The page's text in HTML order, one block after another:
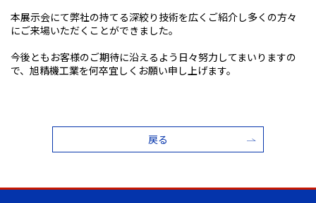
本展示会にて弊社の持てる深絞り技術を広くご紹介し多くの方々
にご来場いただくことができました。
今後ともお客様のご期待に沿えるよう日々努力してまいりますの
で、旭精機工業を何卒宜しくお願い申し上げます。
戻る